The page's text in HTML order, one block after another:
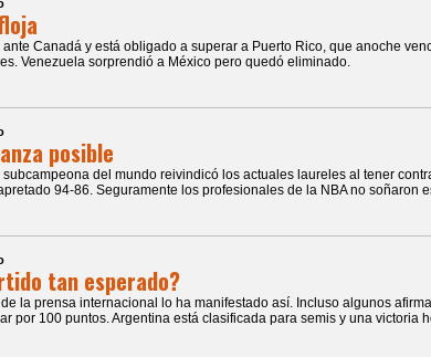
ante Canadá y está obligado a superar a Puerto Rico, que anoche
Venezuela sorprendió a México pero quedó eliminado.
posible
subcampeona del mundo reivindicó los actuales laureles al tener
94-86. Seguramente los profesionales de la NBA no soñaron
tan esperado?
de la prensa internacional lo ha manifestado así. Incluso algunos
por 100 puntos. Argentina está clasificada para semis y una victoria